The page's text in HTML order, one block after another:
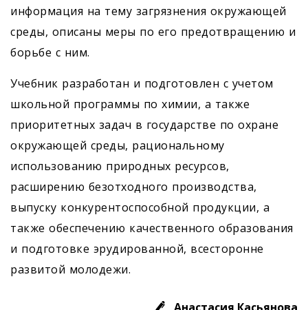
информация на тему загрязнения окружающей
среды, описаны меры по его предотвращению и
борьбе с ним.
Учебник разработан и подготовлен с учетом
школьной программы по химии, а также
приоритетных задач в государстве по охране
окружающей среды, рациональному
использованию природных ресурсов,
расширению безотходного производства,
выпуску конкурентоспособной продукции, а
также обеспечению качественного образования
и подготовке эрудированной, всесторонне
развитой молодежи.
Анастасия Касьянова